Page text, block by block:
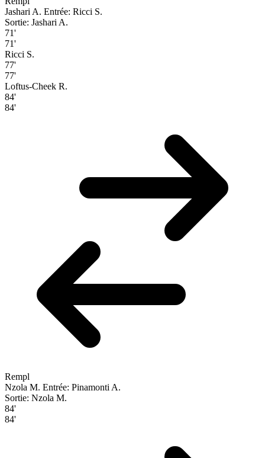
Jashari A. Entrée: Ricci S.
Sortie: Jashari A.
71'
71'
Ricci S.
77'
77'
Loftus-Cheek R.
84'
84'
Rempl
Nzola M. Entrée: Pinamonti A.
Sortie: Nzola M.
84'
84'